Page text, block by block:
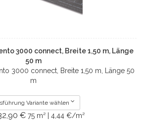
3000 connect, Breite 1,50 m, Länge
50 m
3000 connect, Breite 1,50 m, Länge 50
m
Variante wählen
€ 75 m² | 4,44 €/m²